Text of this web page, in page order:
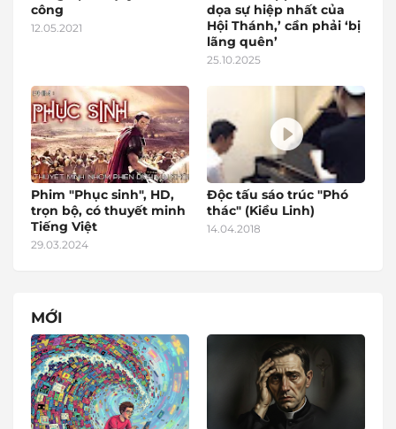
công
12.05.2021
dọa sự hiệp nhất của
Hội Thánh,’ cần phải ‘bị
lãng quên’
25.10.2025
Phim "Phục sinh", HD,
trọn bộ, có thuyết minh
Tiếng Việt
29.03.2024
Độc tấu sáo trúc "Phó
thác" (Kiều Linh)
14.04.2018
MỚI